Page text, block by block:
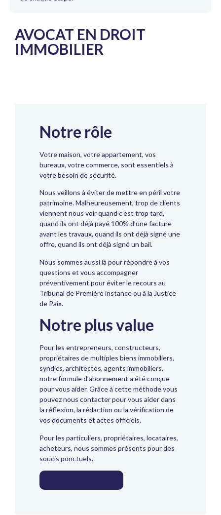
AVOCAT EN DROIT
IMMOBILIER
Notre rôle
Votre maison, votre appartement, vos
bureaux, votre commerce, sont essentiels à
votre besoin de sécurité.
Nous veillons à éviter de mettre en péril votre
patrimoine. Malheureusement, trop de clients
viennent nous voir quand c’est trop tard,
quand ils ont déjà payé 100% d’une facture
avant les travaux, quand ils ont déjà signé une
offre, quand ils ont déjà signé un bail.
Nous sommes aussi là pour répondre à vos
questions et vous accompagner
préventivement pour éviter le recours au
Tribunal de Première instance ou à la Justice
de Paix.
Notre plus value
Pour les entrepreneurs, constructeurs,
propriétaires de multiples biens immobiliers,
syndics, architectes, agents immobiliers,
notre formule d’abonnement a été conçue
pour vous aider. Grâce à cette méthode vous
pouvez nous contacter pour vous aider dans
la réflexion, la rédaction ou la vérification de
vos documents et actes officiels.
Pour les particuliers, propriétaires, locataires,
acheteurs, nous sommes présents pour des
soucis ponctuels.